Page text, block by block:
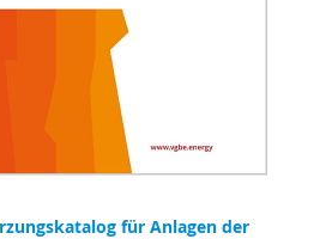
für Anlagen der